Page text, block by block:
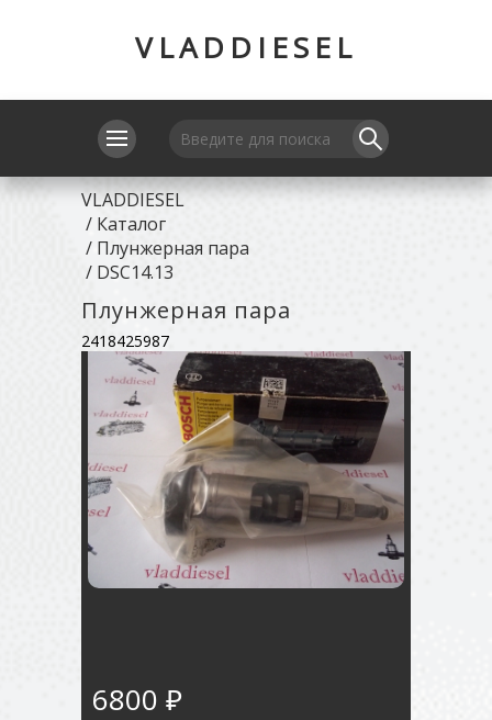
VLADDIESEL
VLADDIESEL
/ Каталог
/ Плунжерная пара
/ DSC14.13
Плунжерная пара
2418425987
6800 ₽